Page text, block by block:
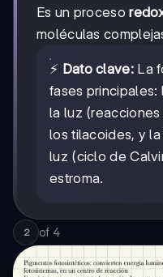
Es un proceso
moléculas
⚡ Dato clave:La
fases
la luz
los tilacoides, y
luz (ciclo de
estroma.
2 of 4